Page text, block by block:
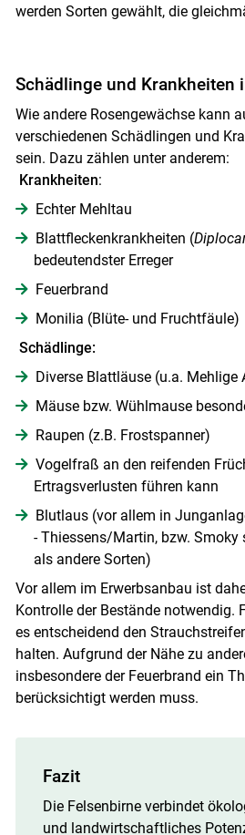
werden Sorten gewählt, die
Schädlinge und Krankheiten
Wie andere Rosengewächse kann
verschiedenen Schädlingen und
sein. Dazu zählen unter anderem:
Krankheiten:
Echter Mehltau
Blattfleckenkrankheiten (
bedeutendster Erreger
Feuerbrand
Monilia (Blüte- und Fruchtfäule)
Schädlinge:
Diverse Blattläuse (u.a.
Mäuse bzw. Wühlmause
Raupen (z.B. Frostspanner)
Vogelfraß an den reifenden
Ertragsverlusten führen kann
Blutlaus (vor allem in
- Thiessens/Martin, bzw. Smoky
als andere Sorten)
Vor allem im Erwerbsanbau ist
Kontrolle der Bestände notwendig.
es entscheidend den
halten. Aufgrund der Nähe zu
insbesondere der Feuerbrand ein
berücksichtigt werden muss.
Fazit
Die Felsenbirne verbindet
und landwirtschaftliches